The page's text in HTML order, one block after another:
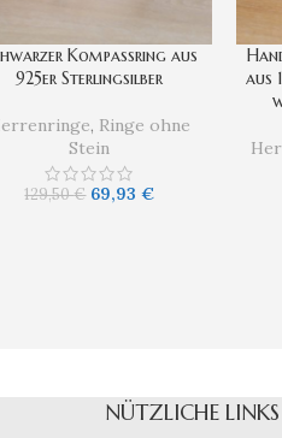
Kompassring aus
925er Sterlingsilber
, Ringe ohne
Stein
129,50€ 69,93€
aus
NÜTZLICHE LINKS